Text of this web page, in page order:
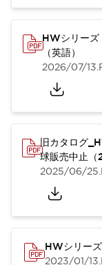
HWシリー
（英語）
2026/07/13
旧カタログ
球販売中止（
2025/06/25
HWシリー
2023/01/13